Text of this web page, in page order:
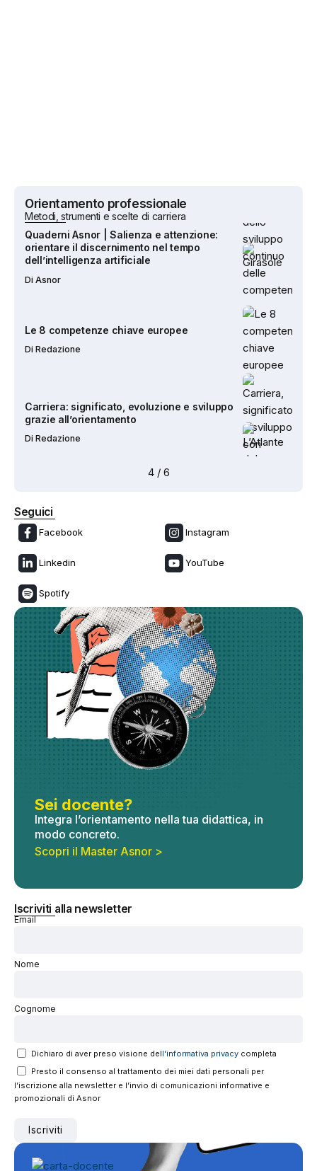
Orientamento professionale
Metodi, strumenti e scelte di carriera
Le 8 competenze chiave europee
Di Redazione
grazie all’orientamento
Di Redazione
L’Atlante del Lavoro e delle Qualificazioni:
le tre sezioni e alcuni consigli
Di Dario Madeddu
Di Dario Madeddu
Prepararsi al 2040 – Quattro scenari basati
sull’intelligenza artificiale per il futuro
dello sviluppo continuo delle competenze
Di Asnor
5 / 6
Seguici
Facebook Instagram
Linkedin YouTube
Spotify
Sei docente?
Integra l’orientamento nella tua didattica, in
modo concreto.
Scopri il Master Asnor >
Iscriviti alla newsletter
Email
Nome
Cognome
Dichiaro di aver preso visione dell'informativa privacy completa
Presto il consenso al trattamento dei miei dati personali per
l’iscrizione alla newsletter e l’invio di comunicazioni informative e
promozionali di Asnor